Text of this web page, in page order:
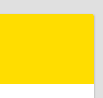
Белебей г, им